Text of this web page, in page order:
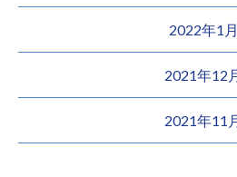
2022年1月
2021年12
2021年11